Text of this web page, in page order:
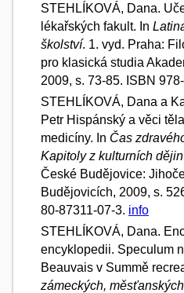
STEHLÍKOVÁ, Dana.
lékařských fakult. In
školství. 1. vyd. Praha:
pro klasická studia
2009, s. 73-85. ISBN
STEHLÍKOVÁ, Dana a
Petr Hispánský a věci
medicíny. In Čas
Kapitoly z kulturních
České Budějovice:
Budějovicích, 2009, s.
80-87311-07-3. info
STEHLÍKOVÁ, Dana.
encyklopedii. Speculum
Beauvais v Summě
zámeckých,